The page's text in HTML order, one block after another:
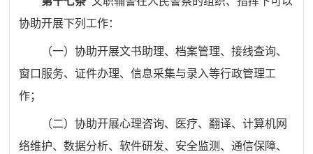
协助开展下列工作：
（一）协助开展文书助理、档案管理、接线查询、
窗口服务、证件办理、信息采集与录入等行政管理工
作；
（二）协助开展心理咨询、医疗、翻译、计算机网
络维护、数据分析、软件研发、安全监测、通信保障、